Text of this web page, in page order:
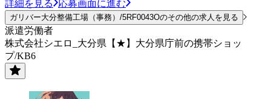
詳細を見る 応募画面に進む
ガリバー大分整備工場（事務）/5RF0043Oのその他の求人を見る
派遣労働者
株式会社シエロ_大分県【★】大分県庁前の携帯ショッ
プ/KB6